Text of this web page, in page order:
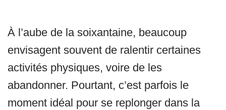
À l’aube de la soixantaine, beaucoup
envisagent souvent de ralentir certaines
activités physiques, voire de les
abandonner. Pourtant, c’est parfois le
moment idéal pour se replonger dans la